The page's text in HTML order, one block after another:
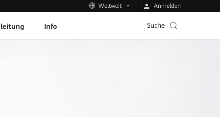
Weltweit Anmelden
Info Suche